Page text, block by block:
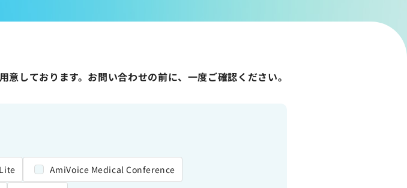
意しております。 お問い合わせの前に、一度ご確認ください。
AmiVoice Medical Conference